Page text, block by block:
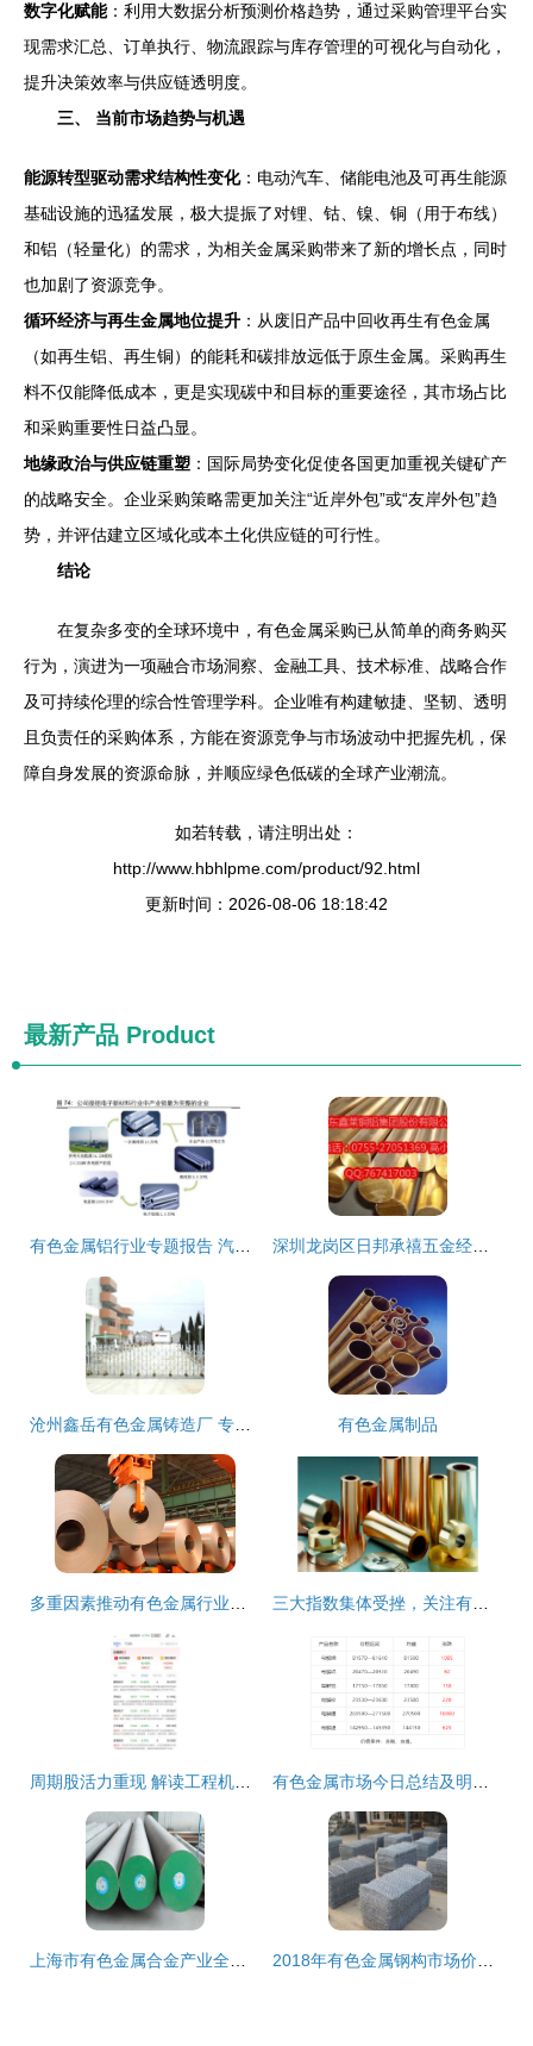
数字化赋能：利用大数据分析预测价格趋势，通过采购管理平台实
现需求汇总、订单执行、物流跟踪与库存管理的可视化与自动化，
提升决策效率与供应链透明度。
三、 当前市场趋势与机遇
能源转型驱动需求结构性变化：电动汽车、储能电池及可再生能源
基础设施的迅猛发展，极大提振了对锂、钴、镍、铜（用于布线）
和铝（轻量化）的需求，为相关金属采购带来了新的增长点，同时
也加剧了资源竞争。
循环经济与再生金属地位提升 ：从废旧产品中回收再生有色金属
（如再生铝、再生铜）的能耗和碳排放远低于原生金属。采购再生
料不仅能降低成本，更是实现碳中和目标的重要途径，其市场占比
和采购重要性日益凸显。
地缘政治与供应链重塑 ：国际局势变化促使各国更加重视关键矿产
的战略安全。企业采购策略需更加关注“近岸外包”或“友岸外包”趋
势，并评估建立区域化或本土化供应链的可行性。
结论
在复杂多变的全球环境中，有色金属采购已从简单的商务购买
行为，演进为一项融合市场洞察、金融工具、技术标准、战略合作
及可持续伦理的综合性管理学科。企业唯有构建敏捷、坚韧、透明
且负责任的采购体系，方能在资源竞争与市场波动中把握先机，保
障自身发展的资源命脉，并顺应绿色低碳的全球产业潮流。
如若转载，请注明出处：
http://www.hbhlpme.com/product/92.html
更新时间：2026-08-06 18:18:42
最新产品 Product
有色金属制品